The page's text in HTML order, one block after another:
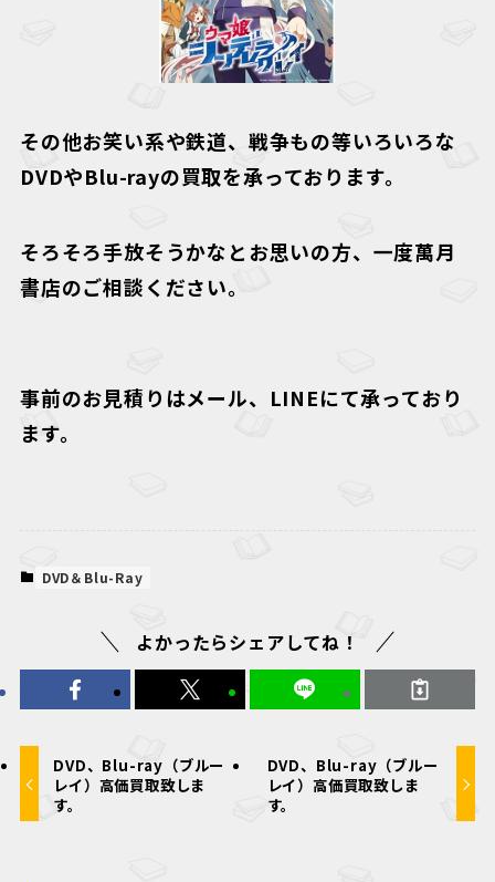
その他お笑い系や鉄道、戦争もの等いろいろな
DVDやBlu-rayの買取を承っております。
そろそろ手放そうかなとお思いの方、一度萬月
書店のご相談ください。
事前のお見積りはメール、LINEにて承っており
ます。
DVD＆Blu-Ray
よかったらシェアしてね！
DVD、Blu-ray（ブルー
レイ）高価買取致しま
す。
DVD、Blu-ray（ブルー
レイ）高価買取致しま
す。